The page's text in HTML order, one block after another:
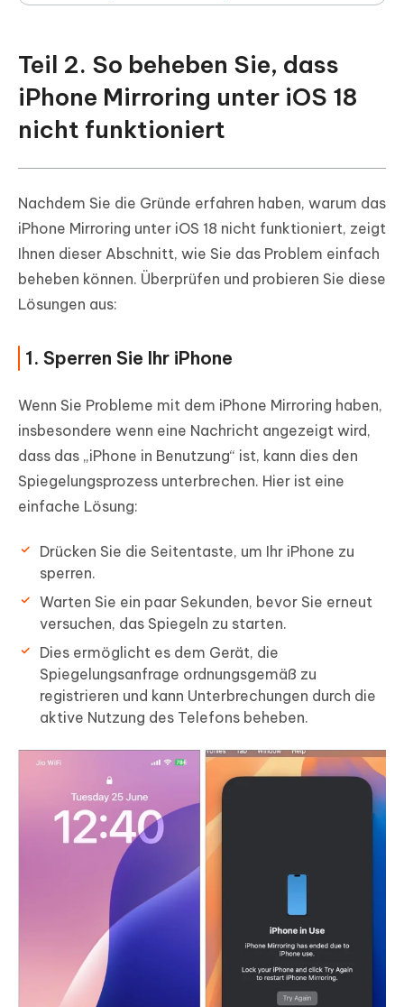
Teil 2. So beheben Sie, dass
iPhone Mirroring unter iOS 18
nicht funktioniert
Nachdem Sie die Gründe erfahren haben, warum das
iPhone Mirroring unter iOS 18 nicht funktioniert, zeigt
Ihnen dieser Abschnitt, wie Sie das Problem einfach
beheben können. Überprüfen und probieren Sie diese
Lösungen aus:
1. Sperren Sie Ihr iPhone
Wenn Sie Probleme mit dem iPhone Mirroring haben,
insbesondere wenn eine Nachricht angezeigt wird,
dass das „iPhone in Benutzung“ ist, kann dies den
Spiegelungsprozess unterbrechen. Hier ist eine
einfache Lösung:
Drücken Sie die Seitentaste, um Ihr iPhone zu
sperren.
Warten Sie ein paar Sekunden, bevor Sie erneut
versuchen, das Spiegeln zu starten.
Dies ermöglicht es dem Gerät, die
Spiegelungsanfrage ordnungsgemäß zu
registrieren und kann Unterbrechungen durch die
aktive Nutzung des Telefons beheben.